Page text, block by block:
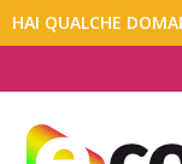
HAI QUALCHE